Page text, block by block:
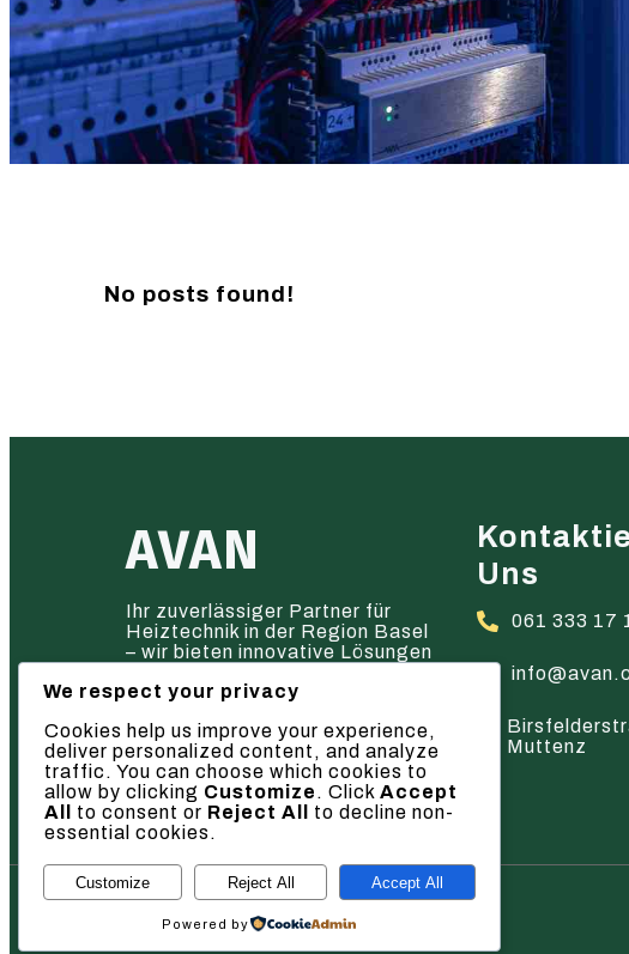
No posts found!
AVAN
Ihr zuverlässiger Partner für
Heiztechnik in der Region Basel
– wir bieten innovative Lösungen
Uns
061 333 17
Muttenz
© 2026 AVAN
We respect your privacy
Cookies help us improve your experience,
deliver personalized content, and analyze
traffic. You can choose which cookies to
allow by clicking Customize . Click Accept
All
to consent or Reject All
to decline non-
essential cookies.
Customize Reject All Accept All
Powered by